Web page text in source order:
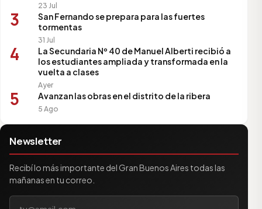
23 Jul
3
San Fernando se prepara para las fuertes
tormentas
31 Jul
4
La Secundaria Nº 40 de Manuel Alberti recibió a
los estudiantes ampliada y transformada en la
vuelta a clases
Ayer
5 Avanzan las obras en el distrito de la ribera
5 Ago
Newsletter
Recibí lo más importante del Gran Buenos Aires todas las
mañanas en tu correo.
Tu correo electrónico